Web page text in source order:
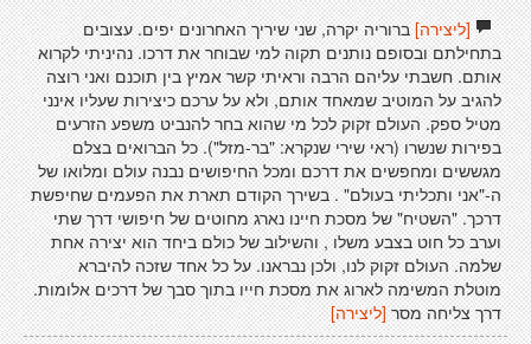
[ליצירה]ברוריה יקרה, שני שיריך האחרונים יפים. עצובים
בתחילתם ובסופם נותנים תקוה למי שבוחר את דרכו. נהיניתי לקרוא
אותם. חשבתי עליהם הרבה וראיתי קשר אמיץ בין תוכנם ואני רוצה
להגיב על המוטיב שמאחד אותם, ולא על ערכם כיצירות שעליו אינני
מטיל ספק. העולם זקוק לכל מי שהוא בחר להנביט משפע הזרעים
בפירות שנשרו (ראי שירי שנקרא: "בר-מזל"). כל הברואים בצלם
מגששים ומחפשים את דרכם ומכל החיפושים נבנה עולם ומלואו של
ה-"אני ותכליתי בעולם" . בשירך הקודם תארת את הפעמים שחיפשת
דרכך. "השטיח" של מסכת חיינו נארג מחוטים של חיפושי דרך שתי
וערב כל חוט בצבע משלו , והשילוב של כולם ביחד הוא יצירה אחת
שלמה. העולם זקוק לנו, ולכן נבראנו. על כל אחד שזכה להיברא
מוטלת המשימה לארוג את מסכת חייו בתוך סבך של דרכים אלומות.
דרך צליחה מסר [ליצירה]